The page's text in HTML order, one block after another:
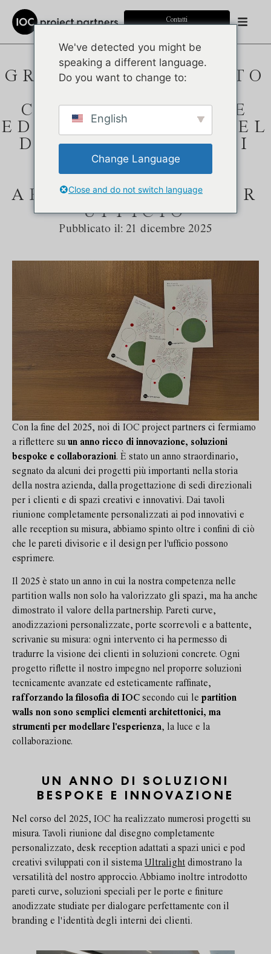
Contatti
GRAZIE PER QUESTO
COLLABORAZIONE
ED ECCELLENZA NEL
DESIGN DI PARETI
DIVISORIE E
SOLUZIONI DI
ARREDAMENTO PER
UFFICIO
Pubblicato il: 21 dicembre 2025
Con la fine del 2025, noi di IOC project partners ci fermiamo
a riflettere suun anno ricco di innovazione, soluzioni
bespoke e collaborazioni. È stato un anno straordinario,
segnato da alcuni dei progetti più importanti nella storia
della nostra azienda, dalla progettazione di sedi direzionali
per i clienti e di spazi creativi e innovativi. Dai tavoli
riunione completamente personalizzati ai pod innovativi e
alle reception su misura, abbiamo spinto oltre i confini di ciò
che le pareti divisorie e il design per l'ufficio possono
esprimere.
Il 2025 è stato un anno in cui la nostra competenza nelle
partition walls non solo ha valorizzato gli spazi, ma ha anche
dimostrato il valore della partnership. Pareti curve,
anodizzazioni personalizzate, porte scorrevoli e a battente,
scrivanie su misura: ogni intervento ci ha permesso di
tradurre la visione dei clienti in soluzioni concrete. Ogni
progetto riflette il nostro impegno nel proporre soluzioni
tecnicamente avanzate ed esteticamente raffinate,
rafforzando la filosofia di IOC secondo cui le partition
walls non sono semplici elementi architettonici, ma
strumenti per modellare l'esperienza, la luce e la
collaborazione.
UN ANNO DI SOLUZIONI
BESPOKE E INNOVAZIONE
Nel corso del 2025, IOC ha realizzato numerosi progetti su
misura. Tavoli riunione dal disegno completamente
personalizzato, desk reception adattati a spazi unici e pod
creativi sviluppati con il sistema Ultralight dimostrano la
versatilità del nostro approccio. Abbiamo inoltre introdotto
pareti curve, soluzioni speciali per le porte e finiture
anodizzate studiate per dialogare perfettamente con il
branding e l'identità degli interni dei clienti.
We've detected you might be
speaking a different language.
Do you want to change to:
English
Change Language
Close and do not switch language